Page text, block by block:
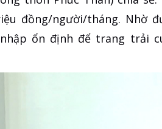
đồng/người/tháng. Nhờ
ổn định để trang trải